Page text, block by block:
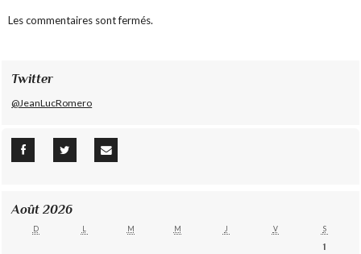
Les commentaires sont fermés.
Twitter
@JeanLucRomero
Août 2026
D L M M J V S
1